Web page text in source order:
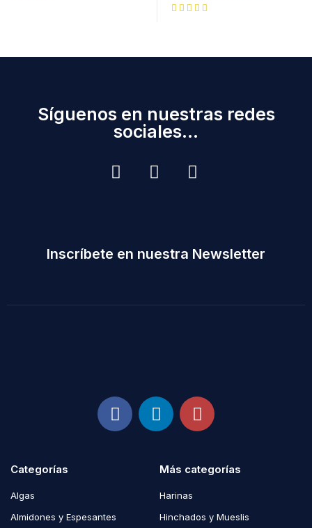
Síguenos en nuestras redes
sociales...
Inscríbete en nuestra Newsletter
Categorías
Algas
Almidones y Espesantes
Más categorías
Harinas
Hinchados y Mueslis